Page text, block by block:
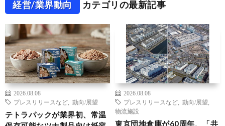
経営/業界動向 カテゴリの最新記事
2026.08.08
プレスリリースなど
動向/展望
テトラパックが業界初、常温
2026.08.08
プレスリリースなど
動向/展望
物流施設
東京団地倉庫が60周年、「共